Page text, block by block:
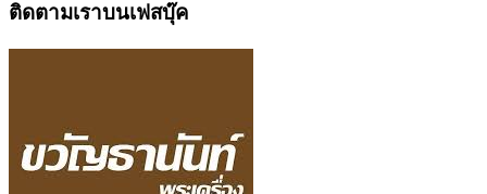
ติดตามเราบนเฟสบุ๊ค